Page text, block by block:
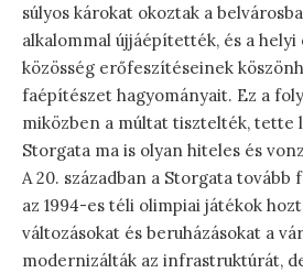
súlyos károkat okoztak a
alkalommal újjáépítették, és a
közösség erőfeszítéseinek
faépítészet hagyományait. Ez a
miközben a múltat tisztelték, tette
Storgata ma is olyan hiteles és
A 20. században a Storgata
az 1994-es téli olimpiai játékok
változásokat és beruházásokat a
modernizálták az infrastruktúrát,